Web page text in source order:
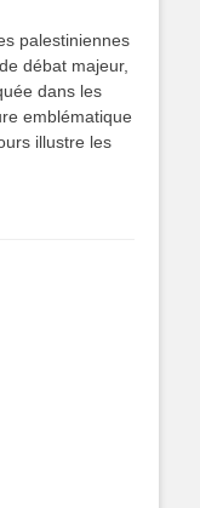
palestiniennes
débat majeur,
dans les
emblématique
illustre les